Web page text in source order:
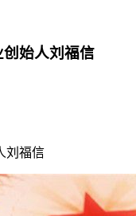
创始人刘福信
刘福信